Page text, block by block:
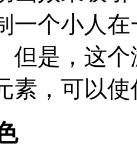
一个小人
但是，这
素，可以